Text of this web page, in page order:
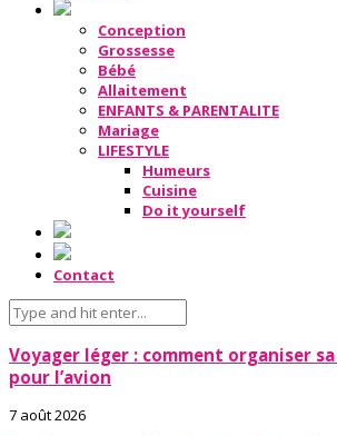
Conception
Grossesse
Bébé
Allaitement
ENFANTS & PARENTALITE
Mariage
LIFESTYLE
Humeurs
Cuisine
Do it yourself
Contact
Voyager léger : comment organiser
pour l’avion
7 août 2026